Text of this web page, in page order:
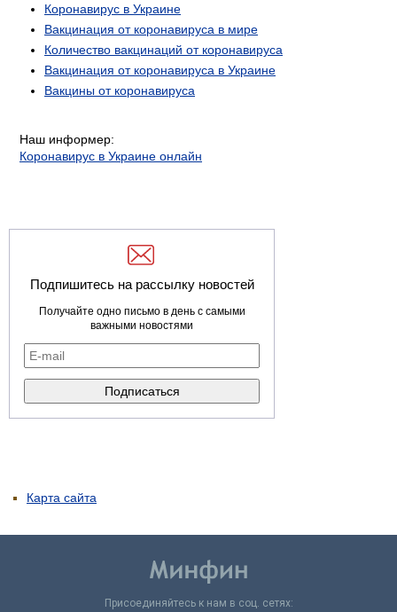
Коронавирус в Украине
Вакцинация от коронавируса в мире
Количество вакцинаций от коронавируса
Вакцинация от коронавируса в Украине
Вакцины от коронавируса
Наш информер:
Коронавирус в Украине онлайн
Подпишитесь на рассылку новостей
Получайте одно письмо в день с самыми
важными новостями
Карта сайта
Присоединяйтесь к нам в соц. сетях: